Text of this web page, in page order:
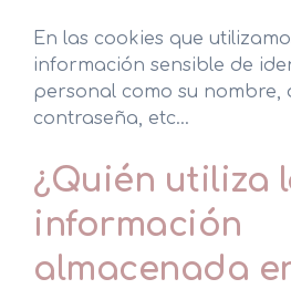
En las cookies que
información sensible de
personal como su nombre,
contraseña, etc...
¿Quién utiliza
información
almacenada